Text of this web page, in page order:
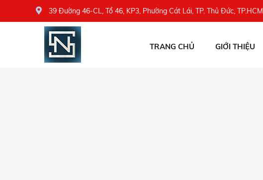
39 Đường 46-CL, Tổ 46, KP3, Phường Cát Lái, TP. Thủ Đức, TP.HCM
TRANG CHỦ GIỚI THIỆU